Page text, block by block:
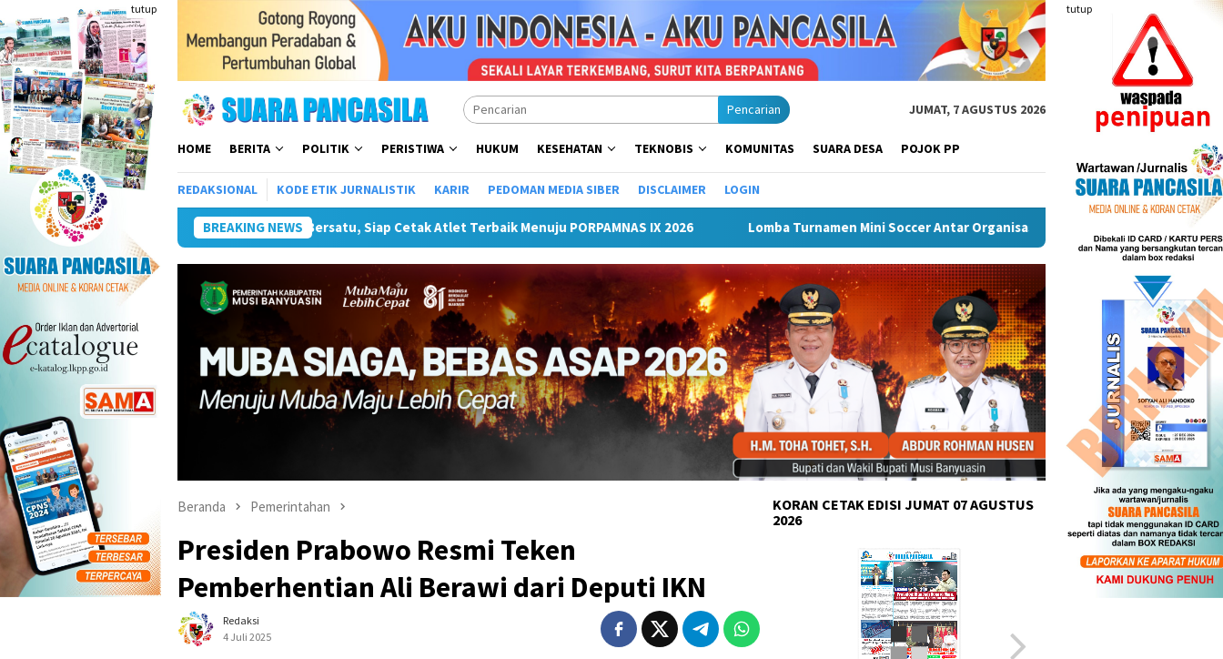
ke
konten
tutup tutup
Pencarian JUMAT, 7 AGUSTUS 2026
HOME BERITA POLITIK PERISTIWA HUKUM KESEHATAN TEKNOBIS KOMUNITAS SUARA DESA POJOK PP
REDAKSIONAL KODE ETIK JURNALISTIK KARIR PEDOMAN MEDIA SIBER DISCLAIMER LOGIN
BREAKING NEWS
Cetak Atlet Terbaik Menuju PORPAMNAS IX 2026 Lomba Turnamen Mini Soccer Antar Organisasi Perangkat Daerah (OPD) Musi Rawas Puncak Peringatan IPeKB Ke-19, Plt
Beranda Pemerintahan
Presiden Prabowo Resmi Teken
Pemberhentian Ali Berawi dari Deputi IKN
Redaksi
4 Juli 2025
KORAN CETAK EDISI JUMAT 07 AGUSTUS
2026